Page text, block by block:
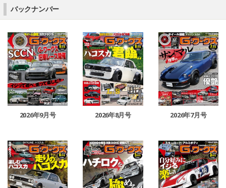
バックナンバー
2026年9月号 2026年8月号 2026年7月号